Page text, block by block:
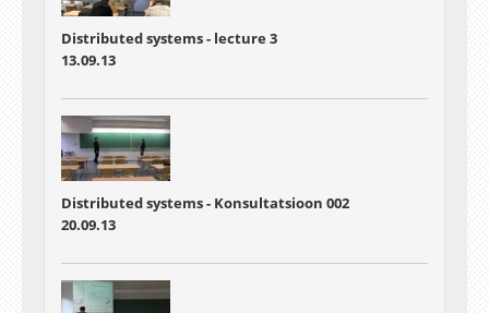
Distributed systems - lecture 3
13.09.13
Distributed systems - Konsultatsioon 002
20.09.13